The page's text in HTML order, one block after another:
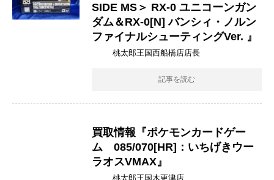
SIDE ​MS＞ ​RX-0 ​ユニコーンガン
ダム＆RX-0[N] ​バンシィ・ノルン ​
ファイナルシューティングVer. 』
桃太郎王国西船橋店店長
記事を読む
買取情報『ポケモンカードゲー
ム 085/070[HR]：いちげきウー
ラオスVMAX』
桃太郎王国木更津店